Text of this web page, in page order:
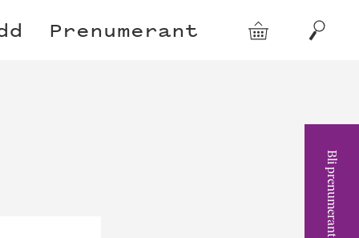
Prenumerant Varukorg Sök
Bli prenumerant